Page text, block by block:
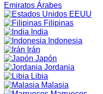
Emiratos Árabes
EEUU
Filipinas
India
Indonesia
Irán
Japón
Jordania
Libia
Malasia